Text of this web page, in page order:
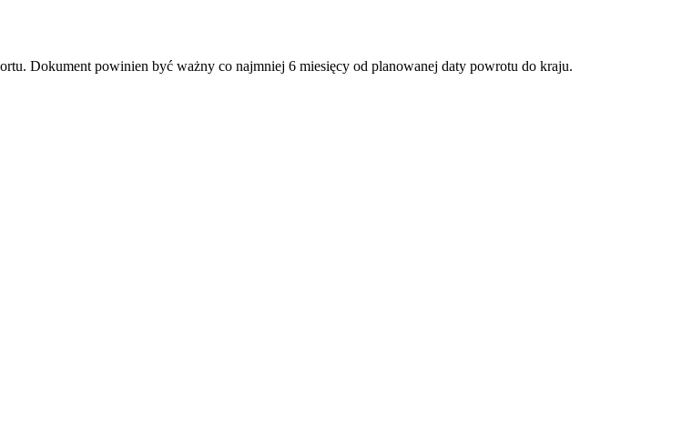
Dokument powinien być ważny co najmniej 6 miesięcy od planowanej daty powrotu do kraju.